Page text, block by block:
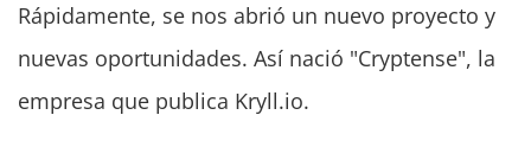
Rápidamente, se nos abrió un nuevo proyecto y
nuevas oportunidades. Así nació "Cryptense", la
empresa que publica Kryll.io.